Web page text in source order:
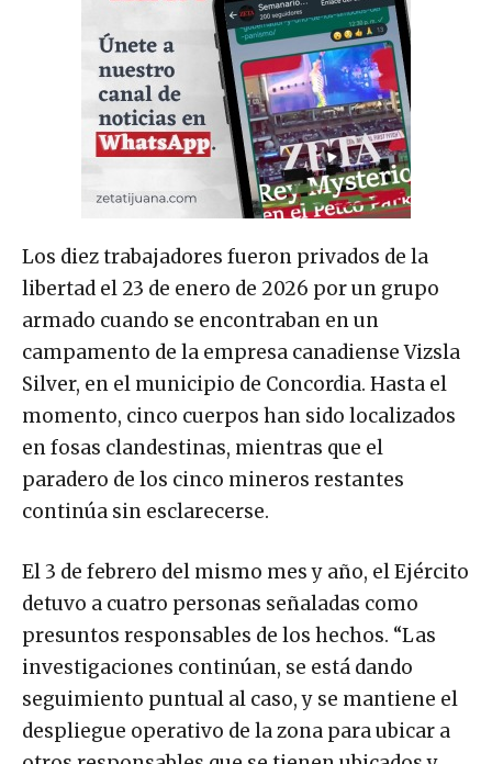
Los diez trabajadores fueron privados de la
libertad el 23 de enero de 2026 por un grupo
armado cuando se encontraban en un
campamento de la empresa canadiense Vizsla
Silver, en el municipio de Concordia. Hasta el
momento, cinco cuerpos han sido localizados
en fosas clandestinas, mientras que el
paradero de los cinco mineros restantes
continúa sin esclarecerse.
El 3 de febrero del mismo mes y año, el Ejército
detuvo a cuatro personas señaladas como
presuntos responsables de los hechos. “Las
investigaciones continúan, se está dando
seguimiento puntual al caso, y se mantiene el
despliegue operativo de la zona para ubicar a